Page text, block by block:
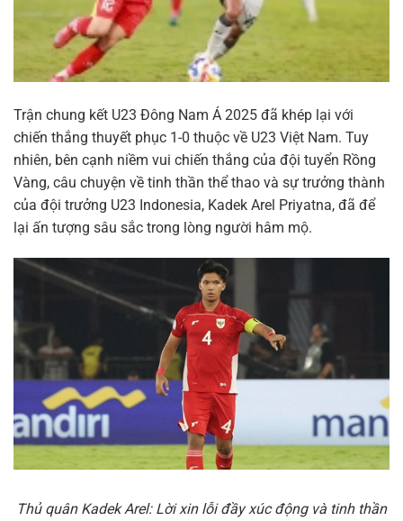
Trận chung kết U23 Đông Nam Á 2025 đã khép lại với
chiến thắng thuyết phục 1-0 thuộc về U23 Việt Nam. Tuy
nhiên, bên cạnh niềm vui chiến thắng của đội tuyển Rồng
Vàng, câu chuyện về tinh thần thể thao và sự trưởng thành
của đội trưởng U23 Indonesia, Kadek Arel Priyatna, đã để
lại ấn tượng sâu sắc trong lòng người hâm mộ.
Thủ quân Kadek Arel: Lời xin lỗi đầy xúc động và tinh thần